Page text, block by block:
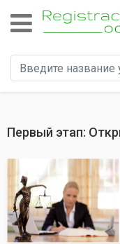
Первый этап: